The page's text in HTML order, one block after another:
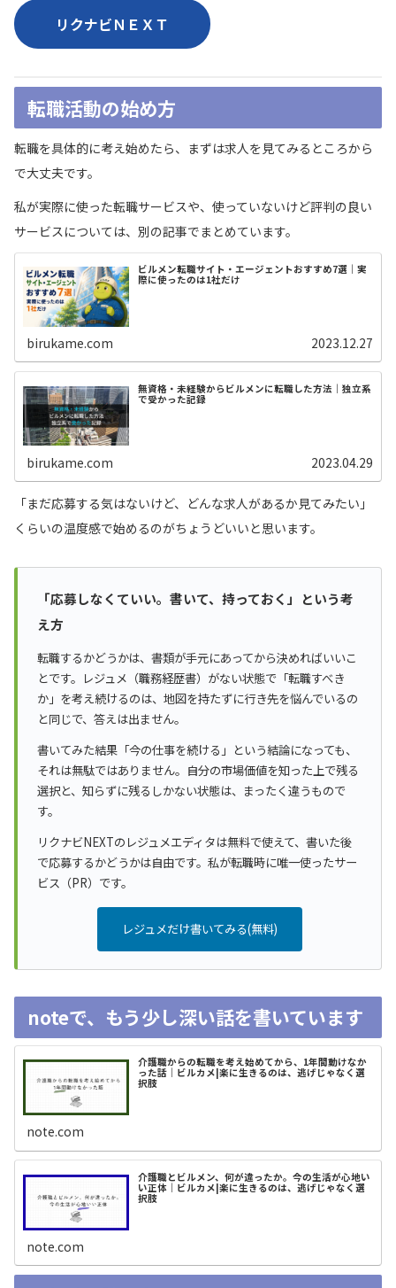
リクナビＮＥＸＴ
転職活動の始め方
転職を具体的に考え始めたら、まずは求人を見てみるところから
で大丈夫です。
私が実際に使った転職サービスや、使っていないけど評判の良い
サービスについては、別の記事でまとめています。
ビルメン転職サイト・エージェントおすすめ7選｜実
際に使ったのは1社だけ
birukame.com 2023.12.27
無資格・未経験からビルメンに転職した方法｜独立系
で受かった記録
birukame.com 2023.04.29
「まだ応募する気はないけど、どんな求人があるか見てみたい」
くらいの温度感で始めるのがちょうどいいと思います。
「応募しなくていい。書いて、持っておく」という考
え方
転職するかどうかは、書類が手元にあってから決めればいいこ
とです。レジュメ（職務経歴書）がない状態で「転職すべき
か」を考え続けるのは、地図を持たずに行き先を悩んでいるの
と同じで、答えは出ません。
書いてみた結果「今の仕事を続ける」という結論になっても、
それは無駄ではありません。自分の市場価値を知った上で残る
選択と、知らずに残るしかない状態は、まったく違うもので
す。
リクナビNEXTのレジュメエディタは無料で使えて、書いた後
で応募するかどうかは自由です。私が転職時に唯一使ったサー
ビス（PR）です。
レジュメだけ書いてみる(無料)
noteで、もう少し深い話を書いています
介護職からの転職を考え始めてから、1年間動けなか
った話｜ビルカメ|楽に生きるのは、逃げじゃなく選
択肢
note.com
介護職とビルメン、何が違ったか。今の生活が心地い
い正体｜ビルカメ|楽に生きるのは、逃げじゃなく選
択肢
note.com